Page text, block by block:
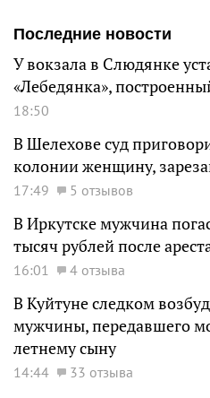
Последние новости
У вокзала в Слюдянке
«Лебедянка»,
18:50
В Шелехове суд
колонии женщину,
17:49 5 отзывов
В Иркутске мужчина
тысяч рублей после
16:01 4 отзыва
В Куйтуне следком
мужчины, передавшего
летнему сыну
14:44
33 отзыва